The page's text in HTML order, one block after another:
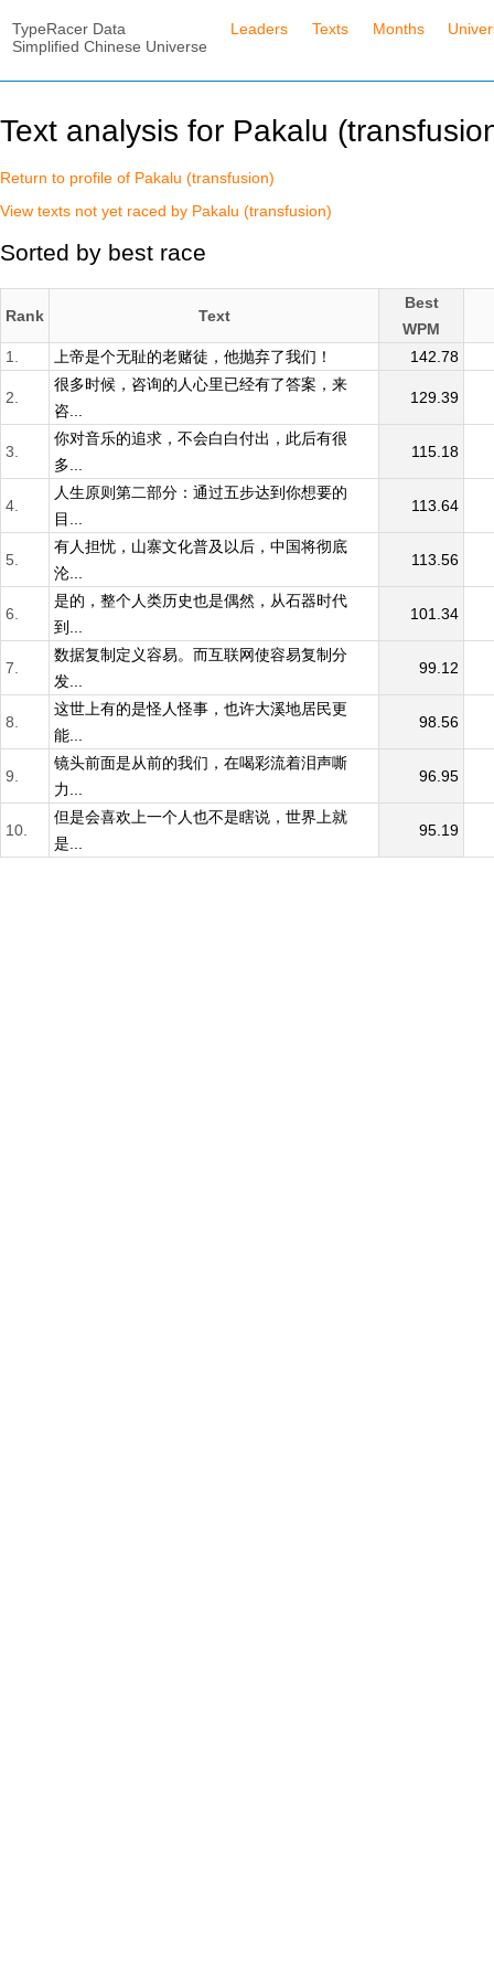
TypeRacer Data
Simplified Chinese Universe
Leaders Texts Months
Text analysis for Pakalu
Return to profile of Pakalu (transfusion)
View texts not yet raced by Pakalu (transfusion)
Sorted by best race
Rank Text
Best
WPM
1.
上帝是个无耻的老赌徒，他抛弃了我们！ 142.78
2.
很多时候，咨询的人心里已经有了答案，来
咨...
129.39
3.
你对音乐的追求，不会白白付出，此后有很
多...
115.18
4.
人生原则第二部分：通过五步达到你想要的
目...
113.64
5.
有人担忧，山寨文化普及以后，中国将彻底
沦...
113.56
6.
是的，整个人类历史也是偶然，从石器时代
到...
101.34
7.
数据复制定义容易。而互联网使容易复制分
发...
99.12
8.
这世上有的是怪人怪事，也许大溪地居民更
能...
98.56
9.
镜头前面是从前的我们，在喝彩流着泪声嘶
力...
96.95
10.
但是会喜欢上一个人也不是瞎说，世界上就
是...
95.19